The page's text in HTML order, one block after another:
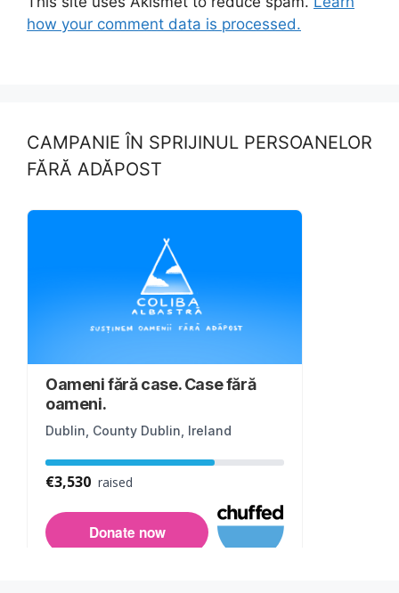
how your comment data is processed.
CAMPANIE ÎN SPRIJINUL PERSOANELOR
FĂRĂ ADĂPOST